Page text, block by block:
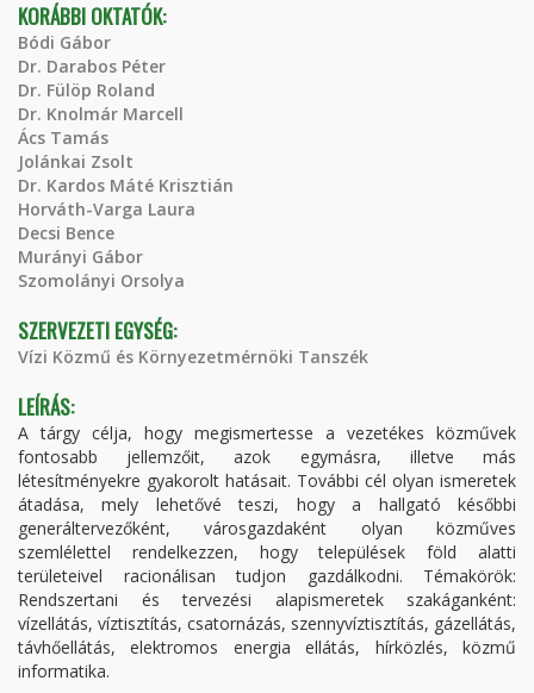
KORÁBBI OKTATÓK:
Bódi Gábor
Dr. Darabos Péter
Dr. Fülöp Roland
Dr. Knolmár Marcell
Ács Tamás
Jolánkai Zsolt
Dr. Kardos Máté Krisztián
Horváth-Varga Laura
Decsi Bence
Murányi Gábor
Szomolányi Orsolya
SZERVEZETI EGYSÉG:
Vízi Közmű és Környezetmérnöki Tanszék
LEÍRÁS:
A tárgy célja, hogy megismertesse a vezetékes közművek
fontosabb jellemzőit, azok egymásra, illetve más
létesítményekre gyakorolt hatásait. További cél olyan ismeretek
átadása, mely lehetővé teszi, hogy a hallgató későbbi
generáltervezőként, városgazdaként olyan közműves
szemlélettel rendelkezzen, hogy települések föld alatti
területeivel racionálisan tudjon gazdálkodni. Témakörök:
Rendszertani és tervezési alapismeretek szakáganként:
vízellátás, víztisztítás, csatornázás, szennyvíztisztítás, gázellátás,
távhőellátás, elektromos energia ellátás, hírközlés, közmű
informatika.